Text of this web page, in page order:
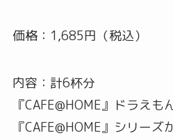
価格：1,685円（税込）
内容：計6杯分
『CAFE@HOME』ドラえ
『CAFE@HOME』シリー